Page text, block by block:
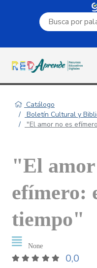
Campo de
Catálogo
Boletín Cultural y
"El amor no es
"El amor
efímero:
tiempo"
None
0,0